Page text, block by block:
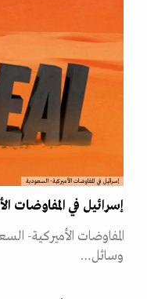
إسرائيل في المفاوضات الأميركية- السعودية
إسرائيل في المفاوضات
المفاوضات الأميركية-
وسائل…